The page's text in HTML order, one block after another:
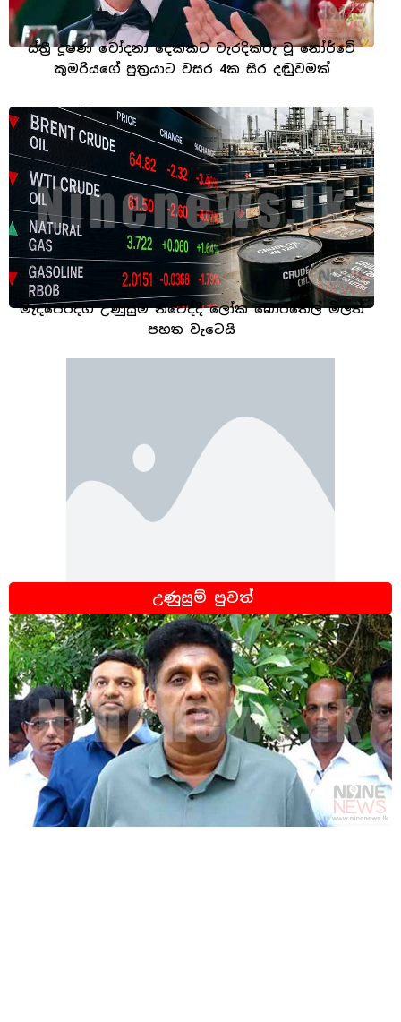
ස්ත්‍රී දූෂණ චෝදනා දෙකකට වැරදිකරු වූ නෝර්වේ
කුමරියගේ පුත්‍රයාට වසර 4ක සිර දඬුවමක්
මැදපෙරදිග උණුසුම නිවෙද්දී ලෝක බොරතෙල් මිලත්
පහත වැටෙයි
උණුසුම් පුවත්